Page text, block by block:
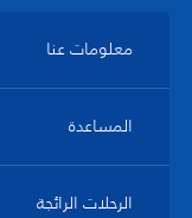
معلومات عنا
المساعدة
الرحلات الرائجة